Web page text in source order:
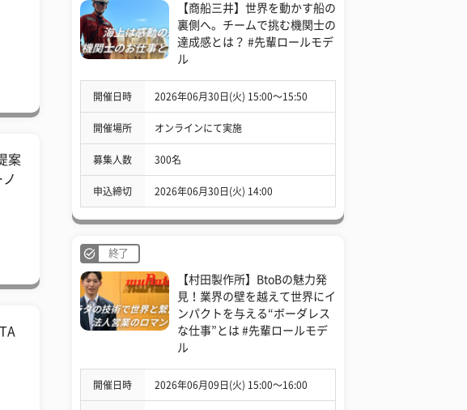
案
【商船三井】世界を動かす船の
裏側へ。チームで挑む機関士の
達成感とは？ #先輩ロールモデ
ル
開催日時 2026年06月30日(火) 15:00〜15:50
開催場所 オンラインにて実施
募集人数 300名
申込締切 2026年06月30日(火) 14:00
終了
【村田製作所】BtoBの魅力発
見！業界の壁を越えて世界にイ
ンパクトを与える“ボーダレス
な仕事”とは #先輩ロールモデ
ル
開催日時 2026年06月09日(火) 15:00〜16:00